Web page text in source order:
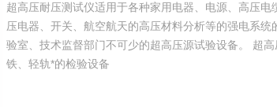
超高压耐压测试仪适用于各种家用电器、电源、高压
压电器、开关、航空航天的高压材料分析等的强电系
验室、技术监督部门不可少的超高压源试验设备。 超
铁、轻轨*的检验设备